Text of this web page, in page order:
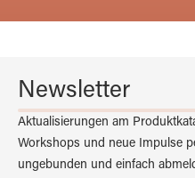
Newsletter
Aktualisierungen am
Workshops und neue Impulse
ungebunden und einfach